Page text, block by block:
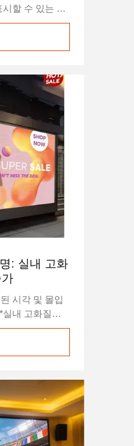
할 수 있는 새
단면 디스플
플레이는 디자
이상 한 방향으
어 정보 전송의
.양면 LED 디
초박형이라는
케이션 시나리
면 LED 디스플
: 실내 고화
시각 및 몰입
내 고화질
화질 영상의
LED 디스플레
와 운송의 제
의할 수 있습
을 제공하죠.특
의 모든 세부
수 있습니다. 의
은 1.2mm 정